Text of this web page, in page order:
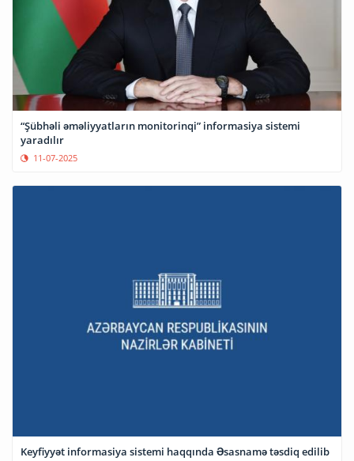
“Şübhəli əməliyyatların monitorinqi” informasiya sistemi
yaradılır
11-07-2025
Keyfiyyət informasiya sistemi haqqında Əsasnamə təsdiq edilib